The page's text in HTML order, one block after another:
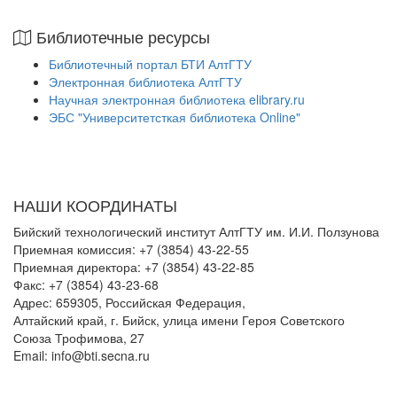
Библиотечные ресурсы
Библиотечный портал БТИ АлтГТУ
Электронная библиотека АлтГТУ
Научная электронная библиотека elibrary.ru
ЭБС "Университетсткая библиотека Online"
НАШИ КООРДИНАТЫ
Бийский технологический институт АлтГТУ им. И.И. Ползунова
Приемная комиссия: +7 (3854) 43-22-55
Приемная директора: +7 (3854) 43-22-85
Факс: +7 (3854) 43-23-68
Адрес: 659305, Российская Федерация,
Алтайский край, г. Бийск, улица имени Героя Советского
Союза Трофимова, 27
Email: info@bti.secna.ru